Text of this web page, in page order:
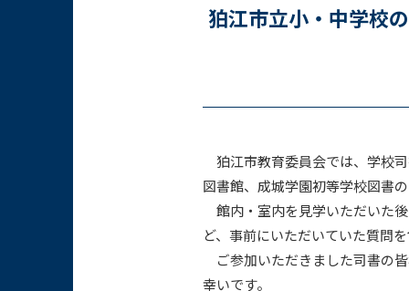
狛江市立小・中学校
狛江市教育委員会では、学校
図書館、成城学園初等学校図書
館内・室内を見学いただいた
ど、事前にいただいていた質問
ご参加いただきました司書の
幸いです。